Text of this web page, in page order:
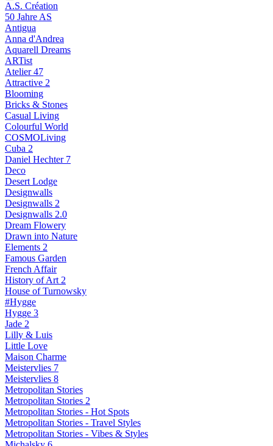
A.S. Création
50 Jahre AS
Antigua
Anna d'Andrea
Aquarell Dreams
ARTist
Atelier 47
Attractive 2
Blooming
Bricks & Stones
Casual Living
Colourful World
COSMOLiving
Cuba 2
Daniel Hechter 7
Deco
Desert Lodge
Designwalls
Designwalls 2
Designwalls 2.0
Dream Flowery
Drawn into Nature
Elements 2
Famous Garden
French Affair
History of Art 2
House of Turnowsky
#Hygge
Hygge 3
Jade 2
Lilly & Luis
Little Love
Maison Charme
Meistervlies 7
Meistervlies 8
Metropolitan Stories
Metropolitan Stories 2
Metropolitan Stories - Hot Spots
Metropolitan Stories - Travel Styles
Metropolitan Stories - Vibes & Styles